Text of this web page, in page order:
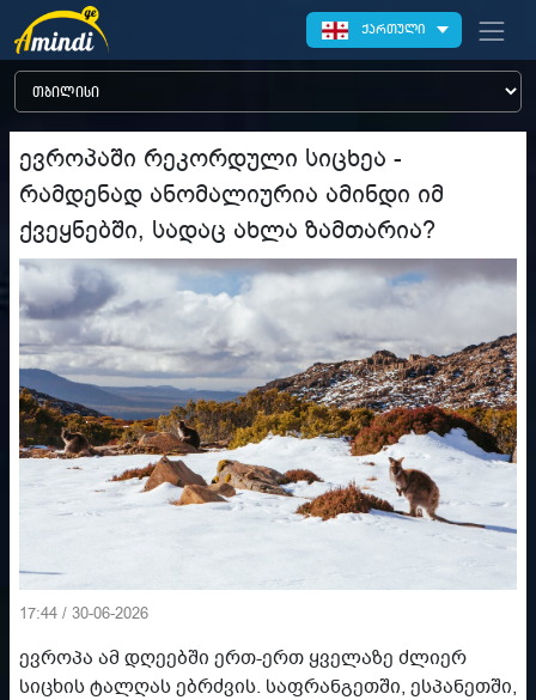
ქართული
ევროპაში რეკორდული სიცხეა -
რამდენად ანომალიურია ამინდი იმ
ქვეყნებში, სადაც ახლა ზამთარია?
17:44 / 30-06-2026
ევროპა ამ დღეებში ერთ-ერთ ყველაზე ძლიერ
სიცხის ტალღას ებრძვის. საფრანგეთში, ესპანეთში,